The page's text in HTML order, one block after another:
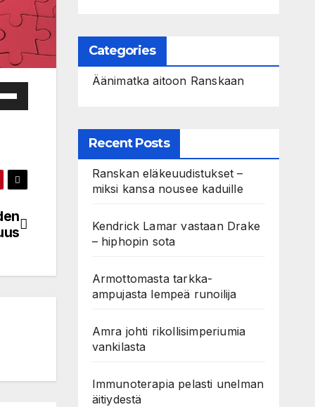
Categories
Äänimatka aitoon Ranskaan
Recent Posts
Ranskan eläkeuudistukset –
miksi kansa nousee kaduille
Kendrick Lamar vastaan Drake
– hiphopin sota
Armottomasta tarkka-
ampujasta lempeä runoilija
Amra johti rikollisimperiumia
vankilasta
Immunoterapia pelasti unelman
äitiydestä